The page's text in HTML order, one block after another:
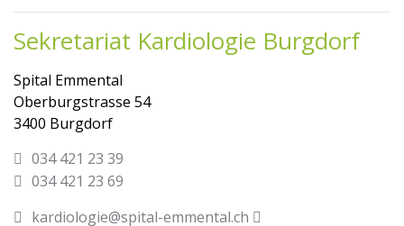
Sekretariat Kardiologie Burgdorf
Spital Emmental
Oberburgstrasse 54
3400 Burgdorf
034 421 23 39
034 421 23 69
kardiologie@spital-emmental.ch